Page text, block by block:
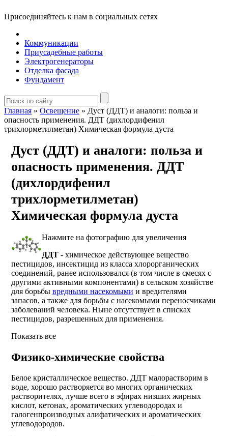
Присоединяйтесь к нам в социальных сетях
Коммуникации
Приусадебные работы
Электрогенераторы
Отделка фасада
Фундамент
Главная » Освещение » Дуст (ДДТ) и аналоги: польза и
опасность применения. ДДТ (дихлордифенил
трихлорметилметан) Химическая формула дуста
Дуст (ДДТ) и аналоги: польза и
опасность применения. ДДТ
(дихлордифенил
трихлорметилметан)
Химическая формула дуста
Нажмите на фотографию для увеличения
ДДТ - химическое действующее вещество
пестицидов, инсектицид из класса хлорорганических
соединений, ранее использовался (в том числе в смесях с
другими активными компонентами) в сельском хозяйстве
для борьбы вредными насекомыми и вредителями
запасов, а также для борьбы с насекомыми переносчиками
заболеваний человека. Ныне отсутствует в списках
пестицидов, разрешенных для применения.
Показать все
Физико-химические свойства
Белое кристаллическое вещество. ДДТ малорастворим в
воде, хорошо растворяется во многих органических
растворителях, лучше всего в эфирах низших жирных
кислот, кетонах, ароматических углеводородах и
галогенпроизводных алифатических и ароматических
углеводородов.